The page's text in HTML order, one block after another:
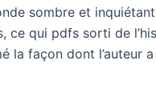
sombre et
ce qui pdfs sorti de
la façon dont